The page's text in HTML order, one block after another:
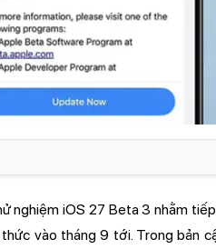
nghiệm iOS 27 Beta 3 nhằm
vào tháng 9 tới. Trong bản